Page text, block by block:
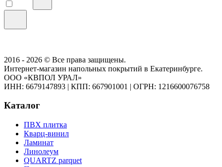
2016 - 2026 © Все права защищены.
Интернет-магазин напольных покрытий в Екатеринбурге.
ООО «КВПОЛ УРАЛ»
ИНН: 6679147893 | КПП: 667901001 | ОГРН: 1216600076758
Каталог
ПВХ плитка
Кварц-винил
Ламинат
Линолеум
QUARTZ parquet